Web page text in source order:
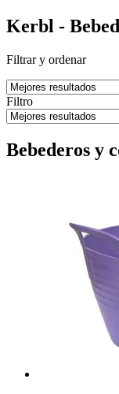
Kerbl -
Filtrar y ordenar
Filtro
Bebederos y